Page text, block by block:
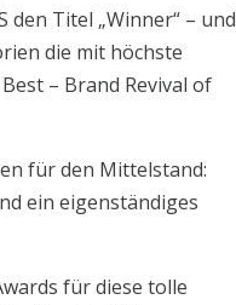
den Titel „Winner“ – und
die mit höchste
– Brand Revival of
für den Mittelstand:
ein eigenständiges
für diese tolle